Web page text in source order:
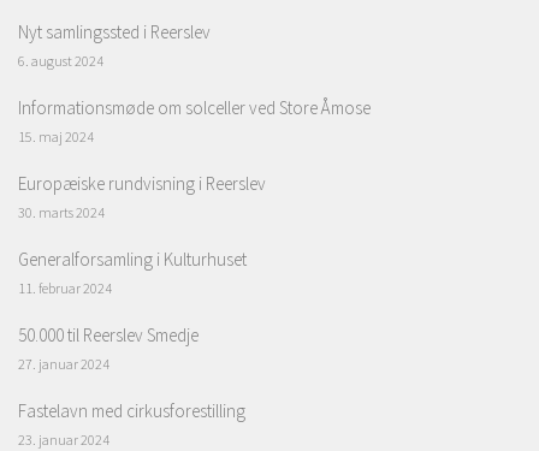
Nyt samlingssted i Reerslev
6. august 2024
Informationsmøde om solceller ved Store Åmose
15. maj 2024
Europæiske rundvisning i Reerslev
30. marts 2024
Generalforsamling i Kulturhuset
11. februar 2024
50.000 til Reerslev Smedje
27. januar 2024
Fastelavn med cirkusforestilling
23. januar 2024